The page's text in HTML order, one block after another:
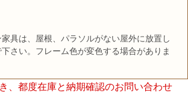
具は、屋根、パラソルがない屋外に放置し
さい。フレーム色が変色する場合がありま
、都度在庫と納期確認のお問い合わせ